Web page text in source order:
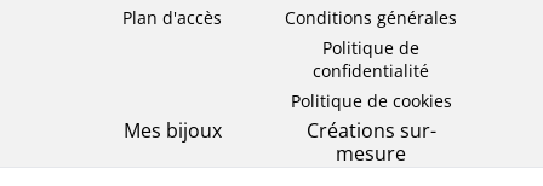
Plan d'accès
Conditions générales
Politique de
confidentialité
Politique de cookies
Mes bijoux
Bagues
Créations sur-
mesure